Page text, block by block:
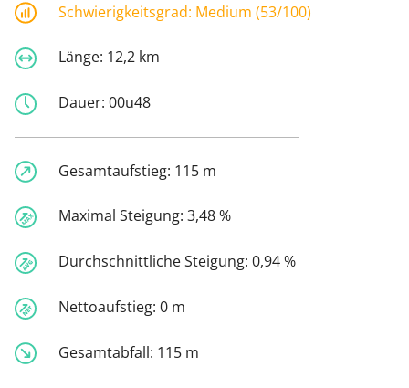
Schwierigkeitsgrad: Medium (53/100)
Länge: 12,2 km
Dauer: 00u48
Gesamtaufstieg: 115 m
Maximal Steigung: 3,48 %
Durchschnittliche Steigung: 0,94 %
Nettoaufstieg: 0 m
Gesamtabfall: 115 m